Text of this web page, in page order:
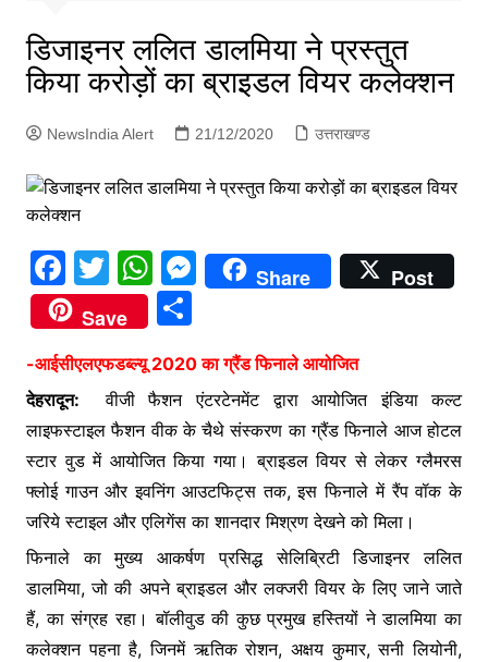
डिजाइनर ललित डालमिया ने प्रस्तुत
किया करोड़ों का ब्राइडल वियर कलेक्शन
NewsIndia Alert 21/12/2020 उत्तराखण्ड
F
a
c
e
b
o
o
k
T
w
itt
er
W
h
at
s
A
p
p
M
e
s
e
n
g
er
Share
Post
Save
S
ar
e
-आईसीएलएफडब्ल्यू 2020 का ग्रैंड फिनाले आयोजित
देहरादून:
वीजी फैशन एंटरटेनमेंट द्वारा आयोजित इंडिया कल्ट
लाइफस्टाइल फैशन वीक के चैथे संस्करण का ग्रैंड फिनाले आज होटल
स्टार वुड में आयोजित किया गया। ब्राइडल वियर से लेकर ग्लैमरस
फ्लोई गाउन और इवनिंग आउटफिट्स तक, इस फिनाले में रैंप वॉक के
जरिये स्टाइल और एलिगेंस का शानदार मिश्रण देखने को मिला।
फिनाले का मुख्य आकर्षण प्रसिद्ध सेलिब्रिटी डिजाइनर ललित
डालमिया, जो की अपने ब्राइडल और लक्जरी वियर के लिए जाने जाते
हैं, का संग्रह रहा। बॉलीवुड की कुछ प्रमुख हस्तियों ने डालमिया का
कलेक्शन पहना है, जिनमें ऋतिक रोशन, अक्षय कुमार, सनी लियोनी,
r